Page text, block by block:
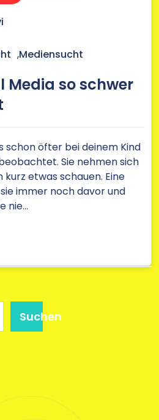
,Mediensucht
Media so schwer
schon öfter bei deinem Kind
Sie nehmen sich
kurz etwas schauen. Eine
immer noch davor und
nie…
Suchen